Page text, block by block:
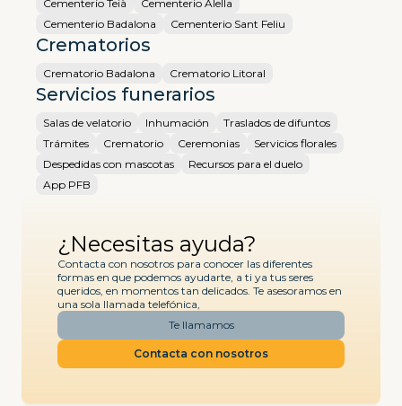
Cementerio Teià
Cementerio Alella
Cementerio Badalona
Cementerio Sant Feliu
Crematorios
Crematorio Badalona Crematorio Litoral
Servicios funerarios
Salas de velatorio Inhumación
Traslados de difuntos
Trámites
Crematorio Ceremonias
Servicios florales
Despedidas con mascotas
Recursos para el duelo
App PFB
¿Necesitas ayuda?
Contacta con nosotros para conocer las diferentes
formas en que podemos ayudarte, a ti ya tus seres
queridos, en momentos tan delicados. Te asesoramos en
una sola llamada telefónica,
Te llamamos
Contacta con nosotros